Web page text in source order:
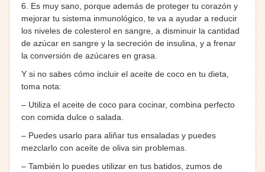
6. Es muy sano, porque además de proteger tu corazón y
mejorar tu sistema inmunológico, te va a ayudar a reducir
los niveles de colesterol en sangre, a disminuir la cantidad
de azúcar en sangre y la secreción de insulina, y a frenar
la conversión de azúcares en grasa.
Y si no sabes cómo incluir el aceite de coco en tu dieta,
toma nota:
– Utiliza el aceite de coco para cocinar, combina perfecto
con comida dulce o salada.
– Puedes usarlo para aliñar tus ensaladas y puedes
mezclarlo con aceite de oliva sin problemas.
– También lo puedes utilizar en tus batidos, zumos de